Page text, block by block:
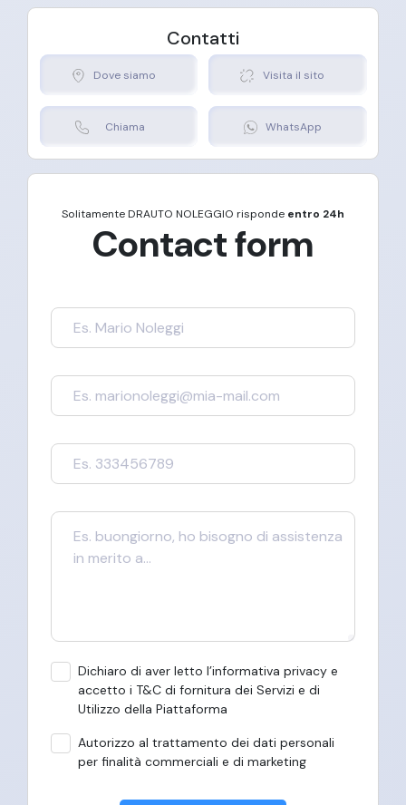
Contatti
Dove siamo Visita il sito
Chiama WhatsApp
SolitamenteDRAUTO NOLEGGIO risponde entro 24h
Contact form
Dichiaro di aver letto l’informativa privacy e
accetto i T&C di fornitura dei Servizi e di
Utilizzo della Piattaforma
Autorizzo al trattamento dei dati personali
per finalità commerciali e di marketing